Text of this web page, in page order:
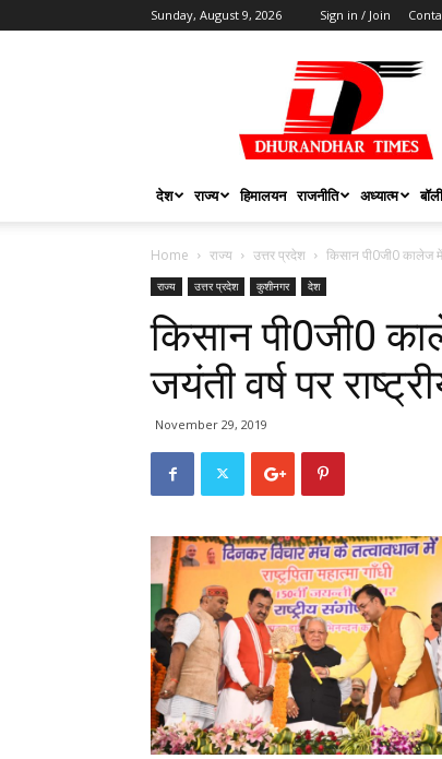
Sunday, August 9, 2026 Sign in / Join
DHURANDHAR
TIMES
देश राज्य हिमालयन राजनीति अध्यात्म
Home राज्य उत्तर प्रदेश किसान पी0जी0 कालेज में
राज्य उत्तर प्रदेश कुशीनगर देश
किसान पी0जी0
जयंती वर्ष पर
November 29, 2019